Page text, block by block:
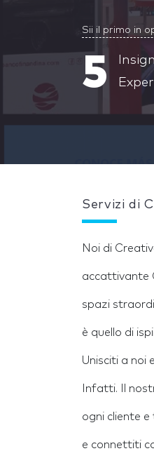
Sii il primo in
5
Servizi di
Noi di
accattivante
spazi
è quello di
Unisciti a noi
Infatti. Il
ogni cliente
e connettiti